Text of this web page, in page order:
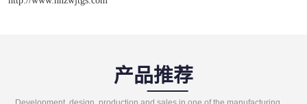
产品推荐